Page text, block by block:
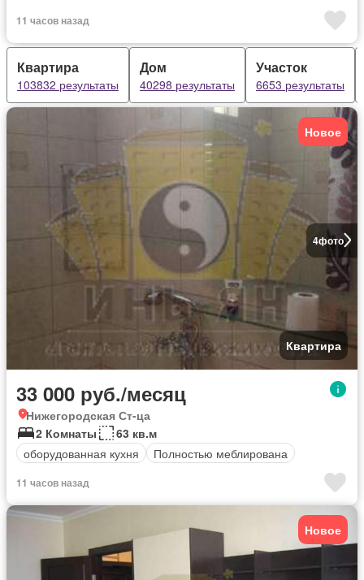
11 часов назад
Квартира
103832 результаты
Дом
40298 результаты
Участок
6653 результаты
4фото
Новое
Квартира
33 000 руб./месяц
Нижегородская Ст-ца
2 Комнаты
63 кв.м
оборудованная кухня
Полностью меблирована
11 часов назад
Новое